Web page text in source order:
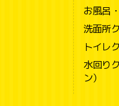
お風呂
洗面所
トイレ
水回り
ン）